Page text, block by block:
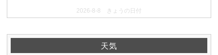
2026-8-8 きょうの日付
天気